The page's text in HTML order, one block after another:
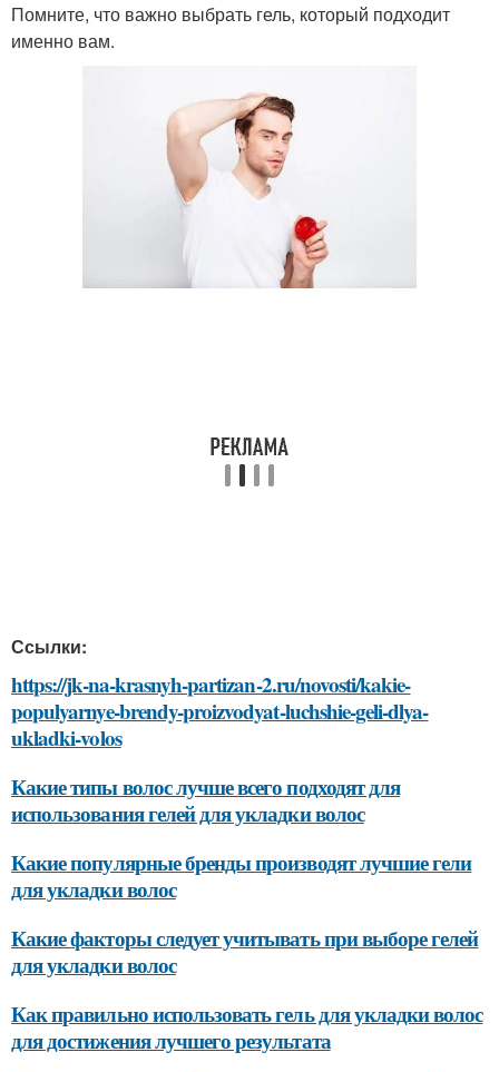
Помните, что важно выбрать гель, который подходит
именно вам.
Ссылки:
https://jk-na-krasnyh-partizan-2.ru/novosti/kakie-
populyarnye-brendy-proizvodyat-luchshie-geli-dlya-
ukladki-volos
Какие типы волос лучше всего подходят для
использования гелей для укладки волос
Какие популярные бренды производят лучшие гели
для укладки волос
Какие факторы следует учитывать при выборе гелей
для укладки волос
Как правильно использовать гель для укладки волос
для достижения лучшего результата